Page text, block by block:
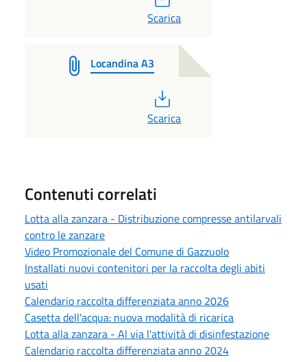
Scarica
Locandina A3
Scarica
Contenuti correlati
Lotta alla zanzara - Distribuzione compresse antilarvali
contro le zanzare
Video Promozionale del Comune di Gazzuolo
Installati nuovi contenitori per la raccolta degli abiti
usati
Calendario raccolta differenziata anno 2026
Casetta dell'acqua: nuova modalità di ricarica
Lotta alla zanzara - Al via l'attività di disinfestazione
Calendario raccolta differenziata anno 2024